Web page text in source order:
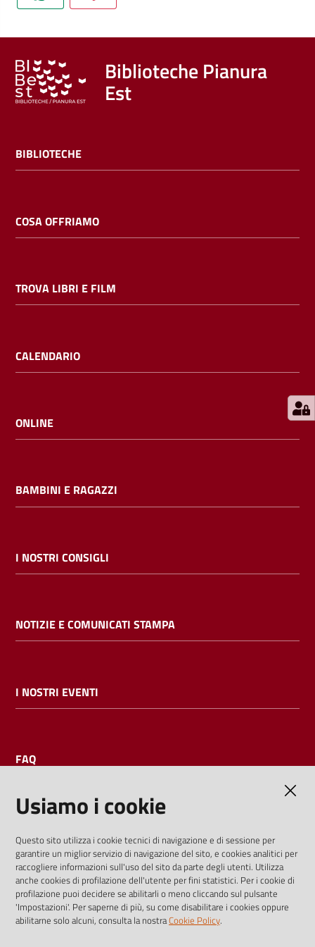
e
Calendario
Online
ragazzi
i
l
Cerca nei
cataloghi
Chiedi al
Biblioteche Pianura
Est
BIBLIOTECHE
COSA OFFRIAMO
TROVA LIBRI E FILM
CALENDARIO
ONLINE
BAMBINI E RAGAZZI
I NOSTRI CONSIGLI
NOTIZIE E COMUNICATI STAMPA
I NOSTRI EVENTI
FAQ
I dati personali pubblicati sono riutilizzabili solo alle condizioni
previste dalla direttiva comunitaria 2003/98/CE e dal d.lgs.
36/2006
Usiamo i cookie
Questo sito utilizza i cookie tecnici di navigazione e di sessione per
garantire un miglior servizio di navigazione del sito, e cookies analitici per
raccogliere informazioni sull'uso del sito da parte degli utenti. Utilizza
anche cookies di profilazione dell'utente per fini statistici. Per i cookie di
profilazione puoi decidere se abilitarli o meno cliccando sul pulsante
'Impostazioni'. Per saperne di più, su come disabilitare i cookies oppure
abilitarne solo alcuni, consulta la nostraCookie Policy.